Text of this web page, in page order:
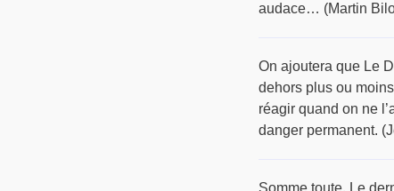
audace… (Martin
On ajoutera que Le
dehors plus ou
réagir quand on ne
danger permanent.